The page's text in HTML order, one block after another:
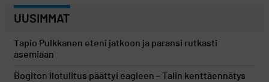
UUSIMMAT
Tapio Pulkkanen eteni jatkoon ja paransi rutkasti
asemiaan
Bogiton ilotulitus päättyi eagleen – Talin kenttäennätys